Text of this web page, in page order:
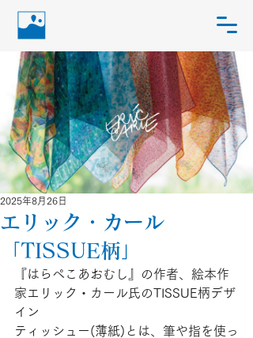
エリック・カール
「TISSUE柄」
2025年8月26日
『はらぺこあおむし』の作者、絵本作
家エリック・カール氏のTISSUE柄デザ
イン
ティッシュー(薄紙)とは、筆や指を使っ